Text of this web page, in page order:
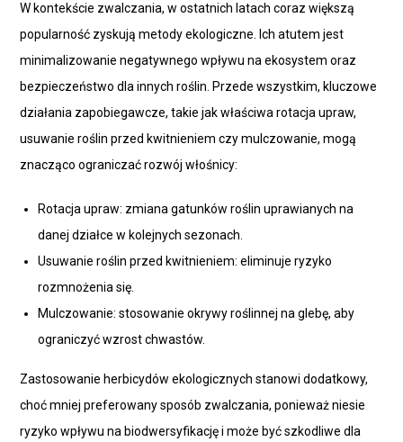
W kontekście zwalczania, w ostatnich latach coraz większą
popularność zyskują metody ekologiczne. Ich atutem jest
minimalizowanie negatywnego wpływu na ekosystem oraz
bezpieczeństwo dla innych roślin. Przede wszystkim, kluczowe
działania zapobiegawcze, takie jak właściwa rotacja upraw,
usuwanie roślin przed kwitnieniem czy mulczowanie, mogą
znacząco ograniczać rozwój włośnicy:
Rotacja upraw: zmiana gatunków roślin uprawianych na
danej działce w kolejnych sezonach.
Usuwanie roślin przed kwitnieniem: eliminuje ryzyko
rozmnożenia się.
Mulczowanie: stosowanie okrywy roślinnej na glebę, aby
ograniczyć wzrost chwastów.
Zastosowanie herbicydów ekologicznych stanowi dodatkowy,
choć mniej preferowany sposób zwalczania, ponieważ niesie
ryzyko wpływu na biodwersyfikację i może być szkodliwe dla